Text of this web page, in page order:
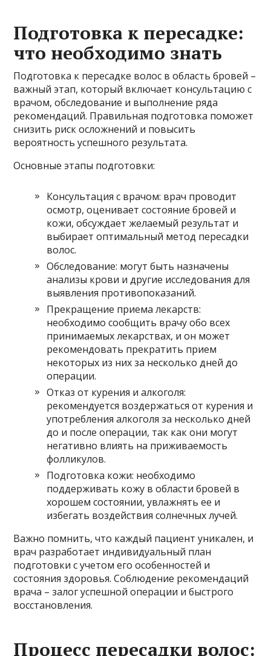
Подготовка к пересадке:
что необходимо знать
Подготовка к пересадке волос в область бровей –
важный этап, который включает консультацию с
врачом, обследование и выполнение ряда
рекомендаций. Правильная подготовка поможет
снизить риск осложнений и повысить
вероятность успешного результата.
Основные этапы подготовки:
Консультация с врачом: врач проводит
осмотр, оценивает состояние бровей и
кожи, обсуждает желаемый результат и
выбирает оптимальный метод пересадки
волос.
Обследование: могут быть назначены
анализы крови и другие исследования для
выявления противопоказаний.
Прекращение приема лекарств:
необходимо сообщить врачу обо всех
принимаемых лекарствах, и он может
рекомендовать прекратить прием
некоторых из них за несколько дней до
операции.
Отказ от курения и алкоголя:
рекомендуется воздержаться от курения и
употребления алкоголя за несколько дней
до и после операции, так как они могут
негативно влиять на приживаемость
фолликулов.
Подготовка кожи: необходимо
поддерживать кожу в области бровей в
хорошем состоянии, увлажнять ее и
избегать воздействия солнечных лучей.
Важно помнить, что каждый пациент уникален, и
врач разработает индивидуальный план
подготовки с учетом его особенностей и
состояния здоровья. Соблюдение рекомендаций
врача – залог успешной операции и быстрого
восстановления.
Процесс пересадки волос: